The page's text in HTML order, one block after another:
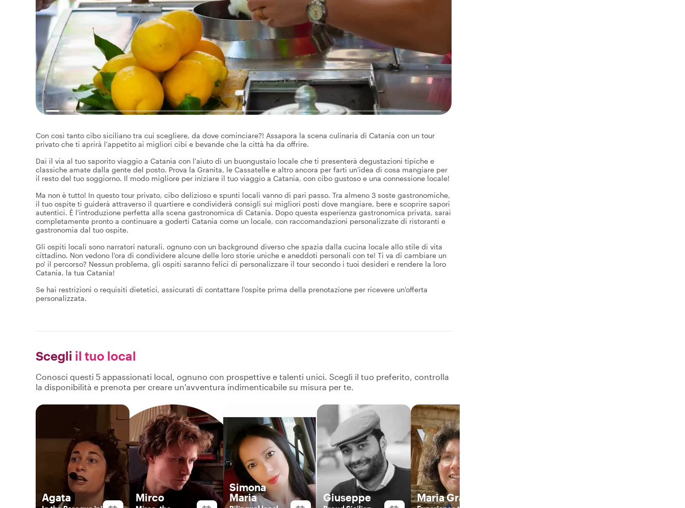
Con così tanto cibo siciliano tra cui scegliere, da dove cominciare?! Assapora la scena culinaria di Catania con un tour
privato che ti aprirà l'appetito ai migliori cibi e bevande che la città ha da offrire.
Dai il via al tuo saporito viaggio a Catania con l'aiuto di un buongustaio locale che ti presenterà degustazioni tipiche e
classiche amate dalla gente del posto. Prova la Granita, le Cassatelle e altro ancora per farti un'idea di cosa mangiare per
il resto del tuo soggiorno. Il modo migliore per iniziare il tuo viaggio a Catania, con cibo gustoso e una connessione locale!
Ma non è tutto! In questo tour privato, cibo delizioso e spunti locali vanno di pari passo. Tra almeno 3 soste gastronomiche,
il tuo ospite ti guiderà attraverso il quartiere e condividerà consigli sui migliori posti dove mangiare, bere e scoprire sapori
autentici. È l'introduzione perfetta alla scena gastronomica di Catania. Dopo questa esperienza gastronomica privata, sarai
completamente pronto a continuare a goderti Catania come un locale, con raccomandazioni personalizzate di ristoranti e
gastronomia dal tuo ospite.
Gli ospiti locali sono narratori naturali, ognuno con un background diverso che spazia dalla cucina locale allo stile di vita
cittadino. Non vedono l'ora di condividere alcune delle loro storie uniche e aneddoti personali con te! Ti va di cambiare un
po' il percorso? Nessun problema, gli ospiti saranno felici di personalizzare il tour secondo i tuoi desideri e rendere la loro
Catania, la tua Catania!
Se hai restrizioni o requisiti dietetici, assicurati di contattare l'ospite prima della prenotazione per ricevere un'offerta
personalizzata.
Scegli il tuo local
Conosci questi 5 appassionati local, ognuno con prospettive e talenti unici. Scegli il tuo preferito, controlla
la disponibilità e prenota per creare un'avventura indimenticabile su misura per te.
Agata Mirco
Simona
Maria
Giuseppe Maria Grazia